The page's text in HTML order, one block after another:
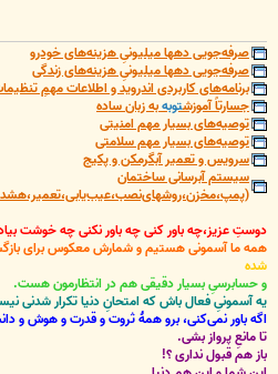
صرفه‌جویی دهها میلیونیِ هزینه‌های خودرو
صرفه‌جویی دهها میلیونیِ هزینه‌های زندگی
برنامه‌های کاربردی اندروید و اطلاعات مهمِ
جسارتاً آموزشتوبهبه زبان ساده
توصیه‌های بسیار مهم امنیتی
توصیه‌های بسیار مهم سلامتی
سرویس و تعمیر آبگرمکن و پکیج
سیستم آبرسانی ساختمان
دوستِ عزیز،چه باور کنی چه باور نکنی چه خوشت
همه ما آسمونی هستیم و شمارش معکوس برای
شده
و حسابرسیِ بسیار دقیقی هم در انتظارمون هست.
یه آسمونیِ فعال باش که امتحانِ دنیا تکرار شدنی
اگه باور نمی‌کنی، برو همۀ ثروت و قدرت و هوش و
تا مانعِ پرواز بشی.
باز هم قبول نداری ؟!